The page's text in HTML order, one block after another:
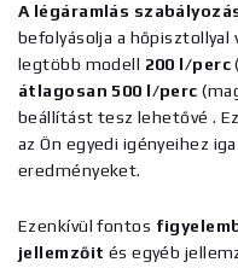
A légáramlás
befolyásolja a
legtöbb modell 200 l/perc
átlagosan 500 l/perc
beállítást tesz lehetővé .
az Ön egyedi igényeihez
eredményeket.
Ezenkívül fontos
jellemzőit és egyéb